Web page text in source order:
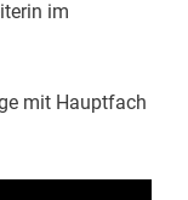
im
mit Hauptfach